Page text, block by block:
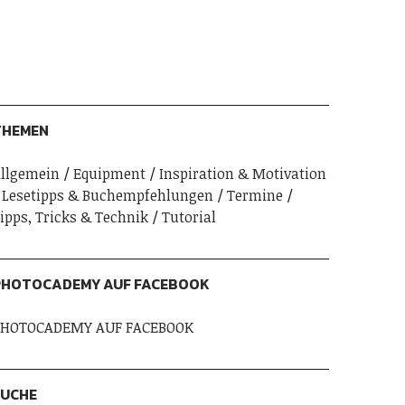
Equipment
Inspiration & Motivation
Lesetipps & Buchempfehlungen
Termine
Tricks & Technik
Tutorial
AUF FACEBOOK
AUF FACEBOOK